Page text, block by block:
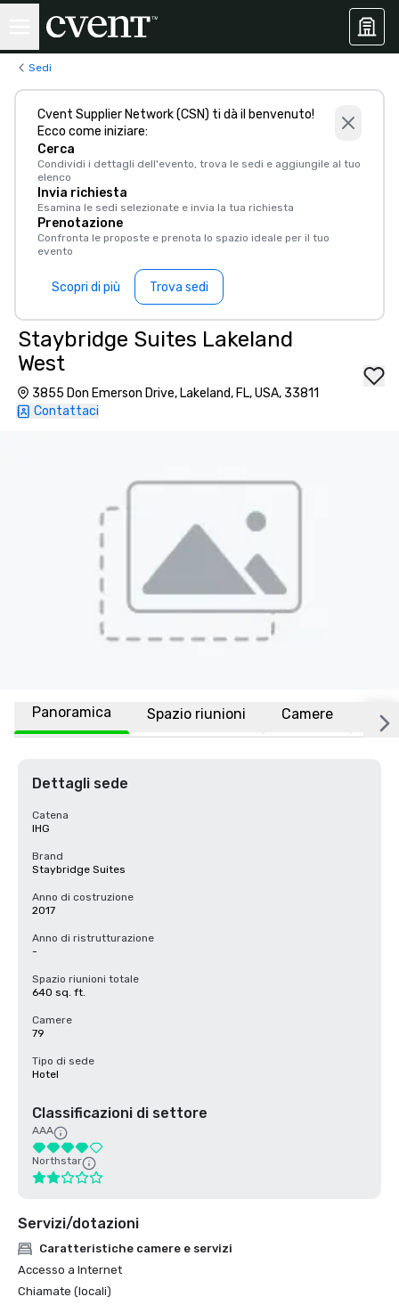
Sedi
Cvent Supplier Network (CSN) ti dà il benvenuto!
Ecco come iniziare:
Cerca
Condividi i dettagli dell'evento, trova le sedi e aggiungile al tuo
elenco
Invia richiesta
Esamina le sedi selezionate e invia la tua richiesta
Prenotazione
Confronta le proposte e prenota lo spazio ideale per il tuo
evento
Scopri di più Trova sedi
Staybridge Suites Lakeland
West
3855 Don Emerson Drive, Lakeland, FL, USA, 33811
Contattaci
Panoramica Spazio riunioni Camere
Dettagli sede
Catena
IHG
Brand
Staybridge Suites
Anno di costruzione
2017
Anno di ristrutturazione
-
Spazio riunioni totale
640 sq. ft.
Camere
79
Tipo di sede
Hotel
Classificazioni di settore
AAA
Northstar
Servizi/dotazioni
Caratteristiche camere e servizi
Accesso a Internet
Chiamate (locali)